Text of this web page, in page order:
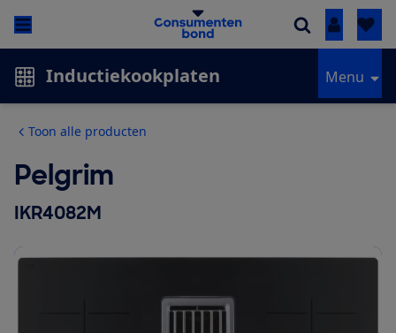
Inloggen
Inductiekookplaten Menu
Toon alle producten
Pelgrim
IKR4082M